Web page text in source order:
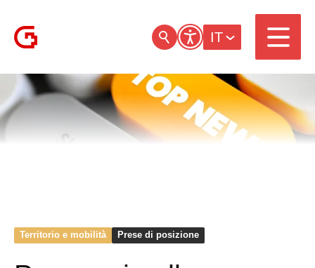
IT
Territorio e mobilità Prese di posizione